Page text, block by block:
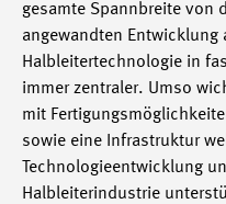
gesamte Spannbreite von
angewandten Entwicklung
Halbleitertechnologie in
immer zentraler. Umso
mit
sowie eine Infrastruktur
Technologieentwicklung
Halbleiterindustrie